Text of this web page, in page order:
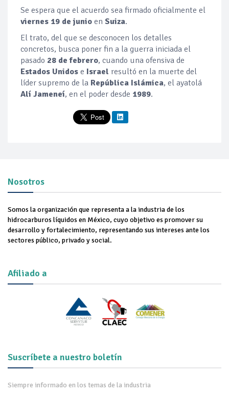
Se espera que el acuerdo sea firmado oficialmente el
viernes 19 de junio en Suiza.
El trato, del que se desconocen los detalles
concretos, busca poner fin a la guerra iniciada el
pasado 28 de febrero, cuando una ofensiva de
Estados Unidos e Israel resultó en la muerte del
líder supremo de la República Islámica, el ayatolá
Alí Jameneí, en el poder desde 1989.
Nosotros
Somos la organización que representa a la industria de los
hidrocarburos líquidos en México, cuyo objetivo es promover su
desarrollo y fortalecimiento, representando sus intereses ante los
sectores público, privado y social.
Afiliado a
Suscríbete a nuestro boletín
Siempre informado en los temas de la industria